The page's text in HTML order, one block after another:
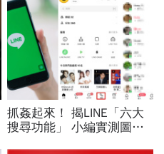
抓姦起來！ 揭LINE「六大
搜尋功能」 小編實測圖文